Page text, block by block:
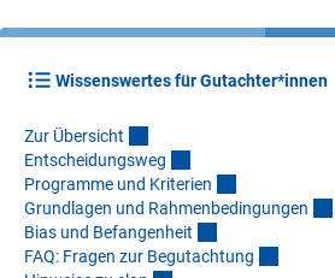
Wissenswertes für Gutachter*innen
Zur Übersicht
Entscheidungsweg
Programme und Kriterien
Grundlagen und Rahmenbedingungen
Bias und Befangenheit
FAQ: Fragen zur Begutachtung